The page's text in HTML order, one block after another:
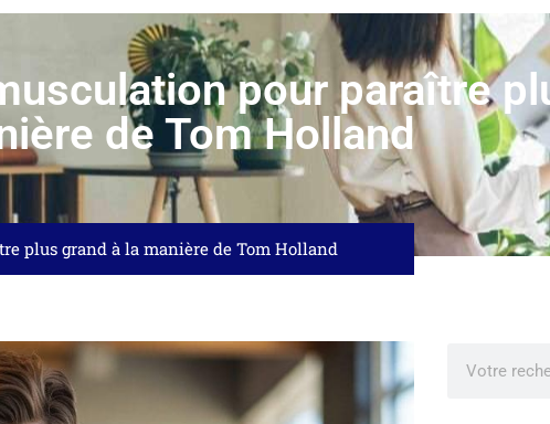
pour paraître
de Tom Holland
plus grand à la manière de Tom Holland